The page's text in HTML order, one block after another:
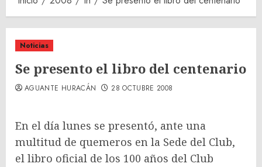
Noticias
Se presento el libro del centenario
AGUANTE HURACÁN 28 OCTUBRE 2008
En el día lunes se presentó, ante una
multitud de quemeros en la Sede del Club,
el libro oficial de los 100 años del Club